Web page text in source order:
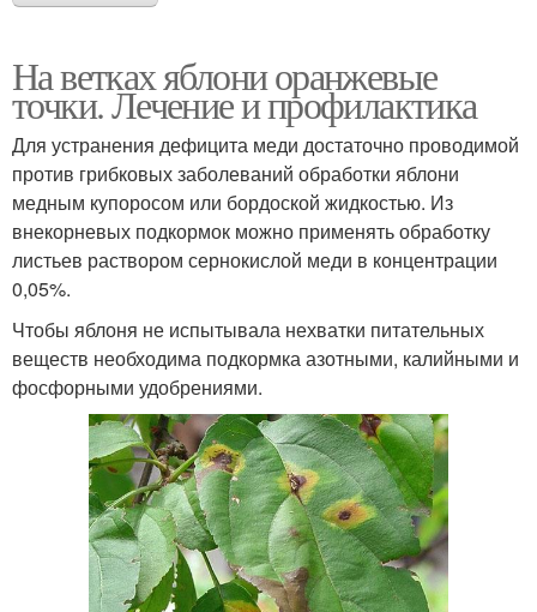
На ветках яблони оранжевые
точки. Лечение и профилактика
Для устранения дефицита меди достаточно проводимой
против грибковых заболеваний обработки яблони
медным купоросом или бордоской жидкостью. Из
внекорневых подкормок можно применять обработку
листьев раствором сернокислой меди в концентрации
0,05%.
Чтобы яблоня не испытывала нехватки питательных
веществ необходима подкормка азотными, калийными и
фосфорными удобрениями.